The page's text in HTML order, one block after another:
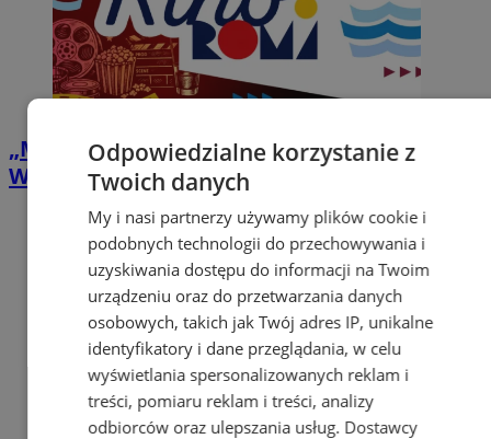
„Matrix” pod gwiazdami w Zabrzu.
Wakacyjne Kino ROMA zawita na Zaborze
Odpowiedzialne korzystanie z
Twoich danych
My i nasi partnerzy używamy plików cookie i
podobnych technologii do przechowywania i
uzyskiwania dostępu do informacji na Twoim
urządzeniu oraz do przetwarzania danych
osobowych, takich jak Twój adres IP, unikalne
identyfikatory i dane przeglądania, w celu
wyświetlania spersonalizowanych reklam i
treści, pomiaru reklam i treści, analizy
odbiorców oraz ulepszania usług. Dostawcy